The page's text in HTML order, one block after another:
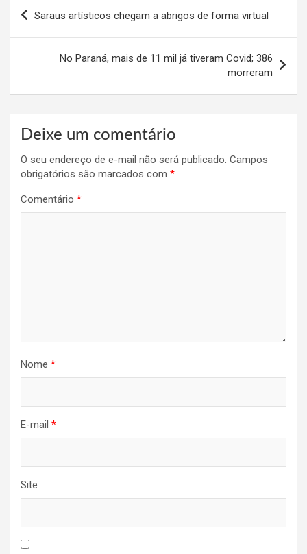
Saraus artísticos chegam a abrigos de forma virtual
No Paraná, mais de 11 mil já tiveram Covid; 386
morreram
Deixe um comentário
O seu endereço de e-mail não será publicado. Campos
obrigatórios são marcados com *
Comentário *
Nome *
E-mail *
Site